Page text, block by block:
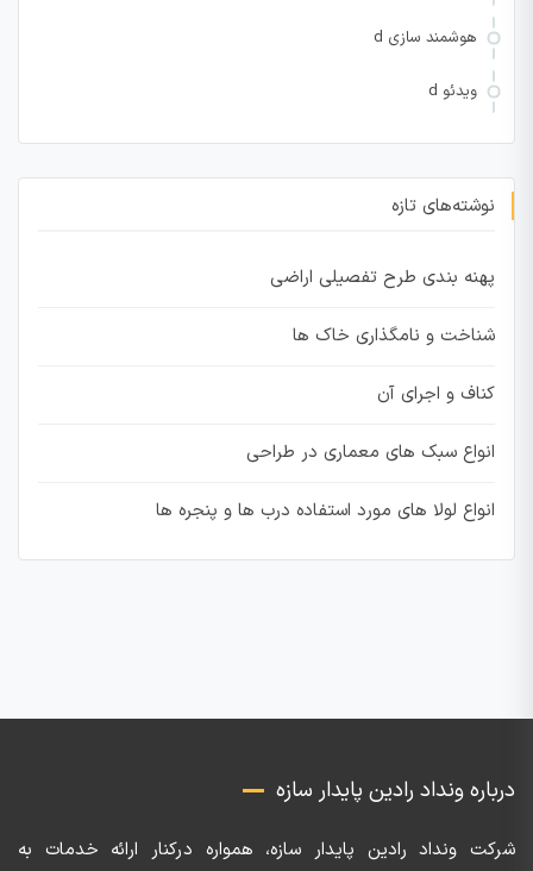
هوشمند سازی d
ویدئو d
نوشته‌های تازه
پهنه بندی طرح تفصیلی اراضی
شناخت و نامگذاری خاک ها
کناف و اجرای آن
انواع سبک های معماری در طراحی
انواع لولا های مورد استفاده درب ها و پنجره ها
درباره ونداد رادین پایدار سازه
شرکت ونداد رادین پایدار سازه، همواره درکنار ارائه خدمات به